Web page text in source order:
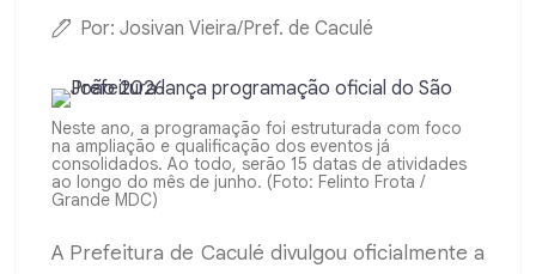
Por: Josivan Vieira/Pref. de Caculé
Neste ano, a programação foi estruturada com foco
na ampliação e qualificação dos eventos já
consolidados. Ao todo, serão 15 datas de atividades
ao longo do mês de junho. (Foto: Felinto Frota /
Grande MDC)
A Prefeitura de Caculé divulgou oficialmente a